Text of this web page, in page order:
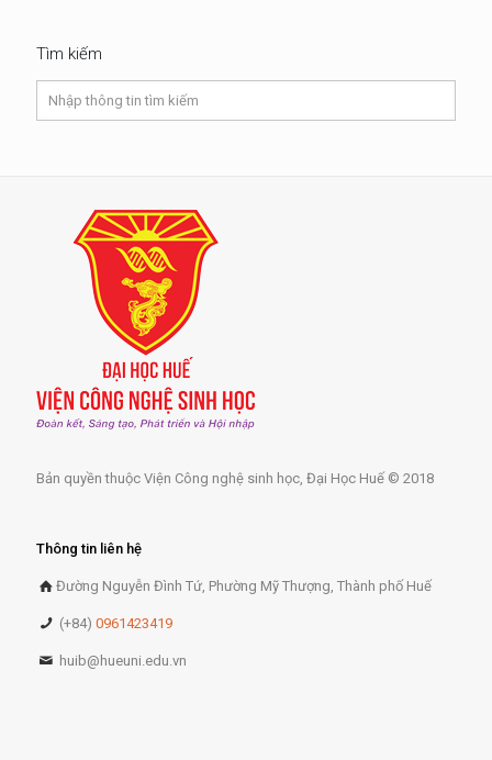
Tìm kiếm
Bản quyền thuộc Viện Công nghệ sinh học, Đại Học Huế © 2018
Thông tin liên hệ
Đường Nguyễn Đình Tứ, Phường Mỹ Thượng, Thành phố Huế
(+84)0961423419
huib@hueuni.edu.vn